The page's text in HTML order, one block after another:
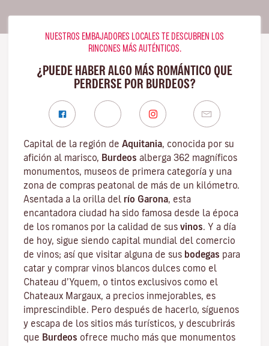
NUESTROS EMBAJADORES LOCALES TE DESCUBREN LOS
RINCONES MÁS AUTÉNTICOS.
¿PUEDE HABER ALGO MÁS ROMÁNTICO QUE
PERDERSE POR BURDEOS?
Capital de la región de Aquitania, conocida por su
afición al marisco, Burdeos alberga 362 magníficos
monumentos, museos de primera categoría y una
zona de compras peatonal de más de un kilómetro.
Asentada a la orilla del río Garona, esta
encantadora ciudad ha sido famosa desde la época
de los romanos por la calidad de sus vinos. Y a día
de hoy, sigue siendo capital mundial del comercio
de vinos; así que visitar alguna de sus bodegas para
catar y comprar vinos blancos dulces como el
Chateau d’Yquem, o tintos exclusivos como el
Chateaux Margaux, a precios inmejorables, es
imprescindible. Pero después de hacerlo, síguenos
y escapa de los sitios más turísticos, y descubrirás
que Burdeos ofrece mucho más que monumentos